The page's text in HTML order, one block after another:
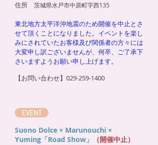
住所 茨城県水戸市中原町字西135
東北地方太平洋沖地震のため開催を中止とさ
せて頂くことになりました。イベントを楽し
みにされていたお客様及び関係者の方々には
大変申し訳ございませんが、何卒、ご了承下
さいますようお願い申し上げます。
【お問い合わせ】029-259-1400
EVENT
Suono Dolce × Marunouchi ×
Yuming「Road Show」
（開催中止）